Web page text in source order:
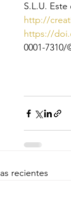
S.L.U.
http://
https://
0001-7310/
recientes